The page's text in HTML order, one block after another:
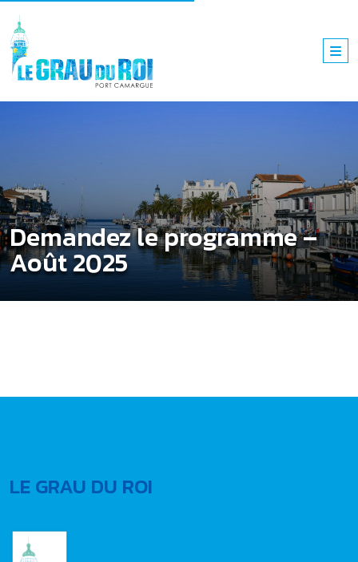
Demandez le programme –
Août 2025
LE GRAU DU ROI